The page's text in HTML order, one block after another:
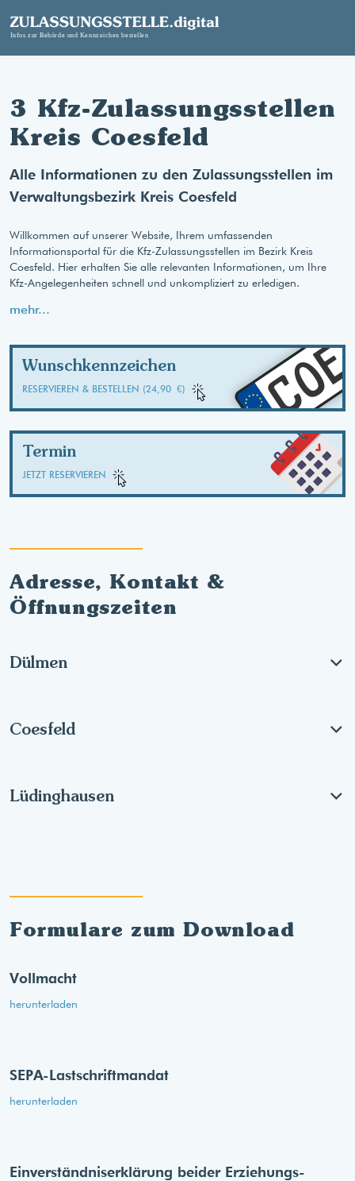
3 Kfz-Zulassungsstellen
Kreis Coesfeld
Alle Informationen zu den Zulassungsstellen im
Verwaltungsbezirk Kreis Coesfeld
Willkommen auf unserer Website, Ihrem umfassenden
Informationsportal für die Kfz-Zulassungsstellen im Bezirk Kreis
Coesfeld. Hier erhalten Sie alle relevanten Informationen, um Ihre
Kfz-Angelegenheiten schnell und unkompliziert zu erledigen.
mehr...
Wunschkennzeichen
RESERVIEREN & BESTELLEN (24,90 €)
Termin
JETZT RESERVIEREN
Adresse, Kontakt &
Öffnungszeiten
Dülmen
Coesfeld
Lüdinghausen
Formulare zum Download
Vollmacht
herunterladen
SEPA-Lastschriftmandat
herunterladen
Einverständnis­erklärung beider Erziehungs­